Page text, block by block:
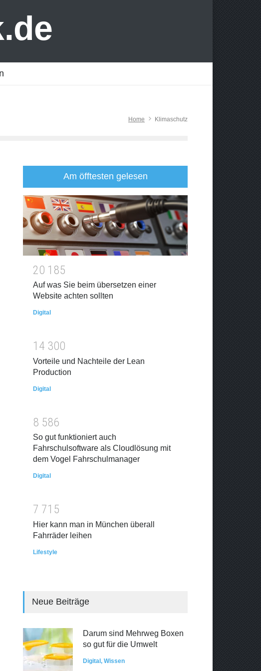
Home Klimaschutz
Am öfftesten gelesen
20 1 85
Auf was Sie beim übersetzen einer
Website achten sollten
Digital
1 4 300
Vorteile und Nachteile der Lean
Production
Digital
8 586
So gut funktioniert auch
Fahrschulsoftware als Cloudlösung mit
dem Vogel Fahrschulmanager
Digital
7 71 5
Hier kann man in München überall
Fahrräder leihen
Lifestyle
Neue Beiträge
Darum sind Mehrweg Boxen
so gut für die Umwelt
Digital , Wissen